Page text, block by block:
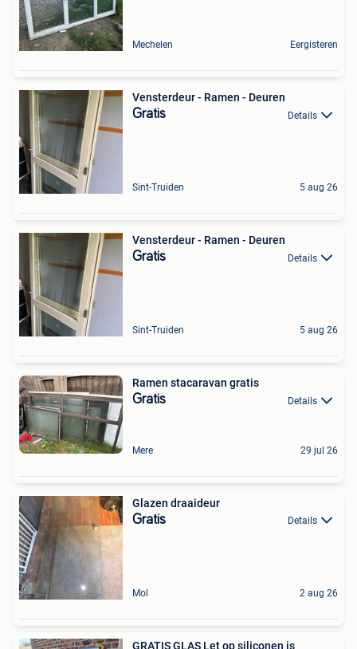
Mechelen Eergisteren
Vensterdeur - Ramen - Deuren
Gratis Details
Sint-Truiden 5 aug 26
Vensterdeur - Ramen - Deuren
Gratis Details
Sint-Truiden 5 aug 26
Ramen stacaravan gratis
Gratis Details
Mere 29 jul 26
Glazen draaideur
Gratis Details
Mol 2 aug 26
GRATIS GLAS Let op siliconen is